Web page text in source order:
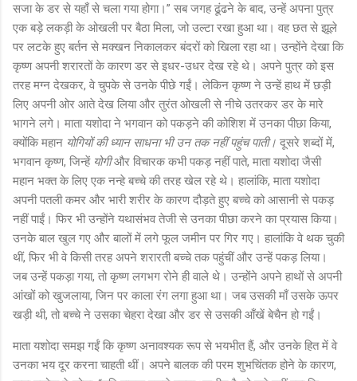
सजा के डर से यहाँ से चला गया होगा।” सब जगह ढूंढने के बाद, उन्हें अपना पुत्र
एक बड़े लकड़ी के ओखली पर बैठा मिला, जो उल्टा रखा हुआ था। वह छत से झूले
पर लटके हुए बर्तन से मक्खन निकालकर बंदरों को खिला रहा था। उन्होंने देखा कि
कृष्ण अपनी शरारतों के कारण डर से इधर-उधर देख रहे थे। अपने पुत्र को इस
तरह मग्न देखकर, वे चुपके से उनके पीछे गईं। लेकिन कृष्ण ने उन्हें हाथ में छड़ी
लिए अपनी ओर आते देख लिया और तुरंत ओखली से नीचे उतरकर डर के मारे
भागने लगे। माता यशोदा ने भगवान को पकड़ने की कोशिश में उनका पीछा किया,
क्योंकि महान योगियों की ध्यान साधना भी उन तक नहीं पहुंच पाती। दूसरे शब्दों में,
भगवान कृष्ण, जिन्हें योगीऔर विचारक कभी पकड़ नहीं पाते, माता यशोदा जैसी
महान भक्त के लिए एक नन्हे बच्चे की तरह खेल रहे थे। हालांकि, माता यशोदा
अपनी पतली कमर और भारी शरीर के कारण दौड़ते हुए बच्चे को आसानी से पकड़
नहीं पाईं। फिर भी उन्होंने यथासंभव तेजी से उनका पीछा करने का प्रयास किया।
उनके बाल खुल गए और बालों में लगे फूल जमीन पर गिर गए। हालांकि वे थक चुकी
थीं, फिर भी वे किसी तरह अपने शरारती बच्चे तक पहुंचीं और उन्हें पकड़ लिया।
जब उन्हें पकड़ा गया, तो कृष्ण लगभग रोने ही वाले थे। उन्होंने अपने हाथों से अपनी
आंखों को खुजलाया, जिन पर काला रंग लगा हुआ था। जब उसकी माँ उसके ऊपर
खड़ी थी, तो बच्चे ने उसका चेहरा देखा और डर से उसकी आँखें बेचैन हो गईं।
माता यशोदा समझ गईं कि कृष्ण अनावश्यक रूप से भयभीत हैं, और उनके हित में वे
उनका भय दूर करना चाहती थीं। अपने बालक की परम शुभचिंतक होने के कारण,